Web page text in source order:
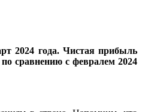
2024 года. Чистая прибыль
сравнению с февралем 2024